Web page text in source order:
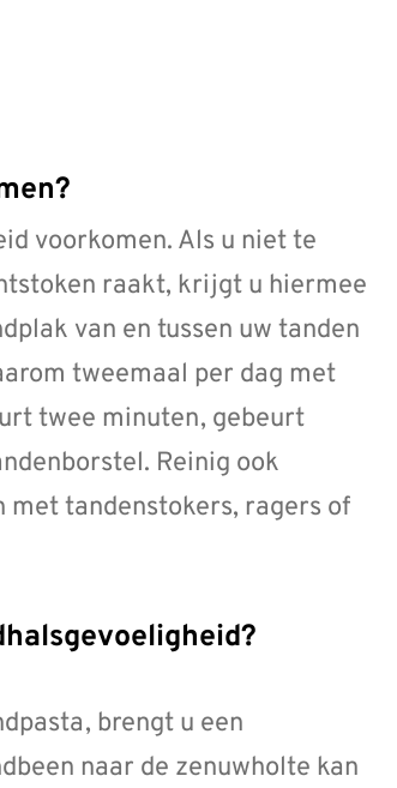
voorkomen. Als u niet te
raakt, krijgt u hiermee
van en tussen uw tanden
tweemaal per dag met
twee minuten, gebeurt
Reinig ook
met tandenstokers, ragers of
brengt u een
naar de zenuwholte kan